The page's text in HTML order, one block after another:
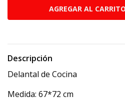
Descripción
Delantal de Cocina
Medida: 67*72 cm